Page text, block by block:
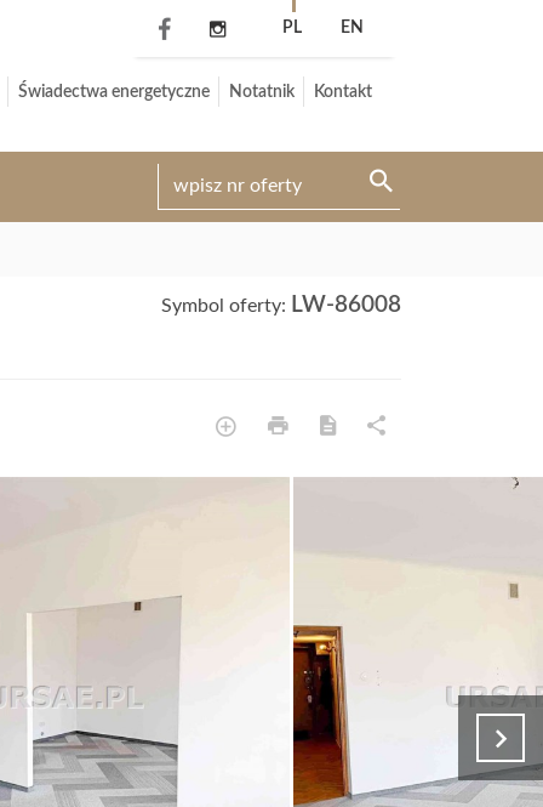
PL EN
Świadectwa energetyczne Notatnik Kontakt
Symbol oferty: LW-86008